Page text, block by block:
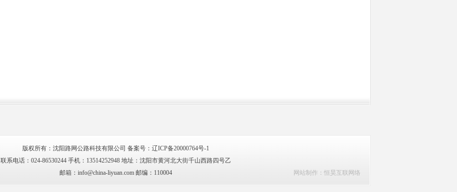
版权所有：沈阳路网公路科技有限公司 备案号： 辽ICP备20000764号-1
联系电话：024-86530244 手机：13514252948 地址：沈阳市黄河北大街千山西路四号乙
邮箱：info@china-liyuan.com 邮编：110004
网站制作 ：恒昊互联网络